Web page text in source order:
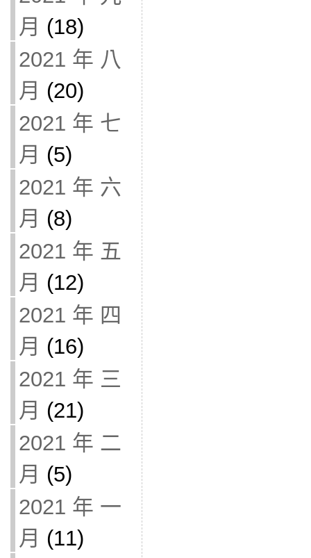
月 (18)
2021 年 八
月 (20)
2021 年 七
月 (5)
2021 年 六
月 (8)
2021 年 五
月 (12)
2021 年 四
月 (16)
2021 年 三
月 (21)
2021 年 二
月 (5)
2021 年 一
月 (11)